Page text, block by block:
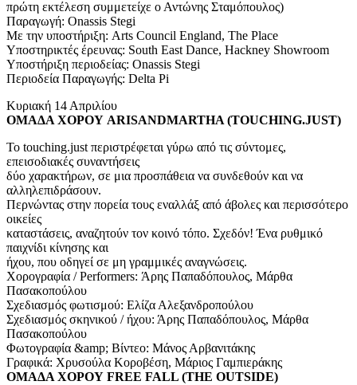
πρώτη εκτέλεση συμμετείχε ο Αντώνης Σταμόπουλος)
Παραγωγή: Onassis Stegi
Με την υποστήριξη: Arts Council England, The Place
Υποστηρικτές έρευνας: South East Dance, Hackney Showroom
Υποστήριξη περιοδείας: Onassis Stegi
Περιοδεία Παραγωγής: Delta Pi
Κυριακή 14 Απριλίου
ΟΜΑΔΑ ΧΟΡΟΥ ARISANDMARTHA (TOUCHING.JUST)
Το touching.just περιστρέφεται γύρω από τις σύντομες,
επεισοδιακές συναντήσεις
δύο χαρακτήρων, σε μια προσπάθεια να συνδεθούν και να
αλληλεπιδράσουν.
Περνώντας στην πορεία τους εναλλάξ από άβολες και περισσότερο
οικείες
καταστάσεις, αναζητούν τον κοινό τόπο. Σχεδόν! Ένα ρυθμικό
παιχνίδι κίνησης και
ήχου, που οδηγεί σε μη γραμμικές αναγνώσεις.
Χορογραφία / Performers: Άρης Παπαδόπουλος, Μάρθα
Πασακοπούλου
Σχεδιασμός φωτισμού: Ελίζα Αλεξανδροπούλου
Σχεδιασμός σκηνικού / ήχου: Άρης Παπαδόπουλος, Μάρθα
Πασακοπούλου
Φωτογραφία &amp; Βίντεο: Μάνος Αρβανιτάκης
Γραφικά: Χρυσούλα Κοροβέση, Μάριος Γαμπιεράκης
ΟΜΑΔΑ ΧΟΡΟΥ FREE FALL (THE OUTSIDE)